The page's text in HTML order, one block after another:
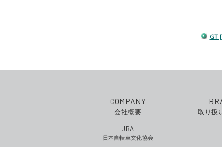
GT
COMPANY
会社概要
JBA
日本自転車文化協会
取り扱